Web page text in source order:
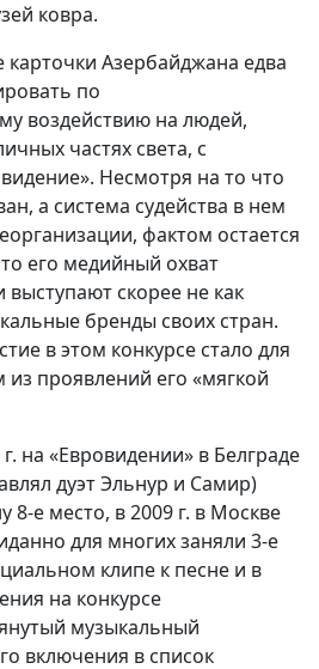
ковра.
Азербайджана едва
по
воздействию на людей,
частях света, с
Несмотря на то что
а система судейства в нем
фактом остается
его медийный охват
выступают скорее не как
бренды своих стран.
в этом конкурсе стало для
проявлений его «мягкой
на «Евровидении» в Белграде
дуэт Эльнур и Самир)
8-е место, в 2009 г. в Москве
для многих заняли 3-е
клипе к песне и в
на конкурсе
музыкальный
включения в список